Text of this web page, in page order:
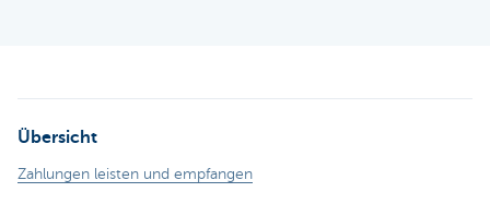
Übersicht
Zahlungen leisten und empfangen